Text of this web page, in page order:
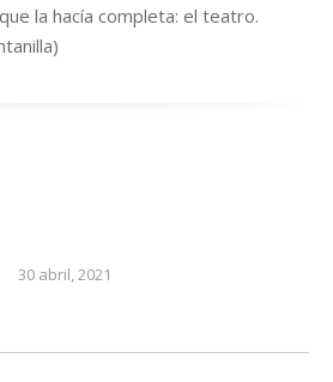
la hacía completa: el teatro.
30 abril, 2021